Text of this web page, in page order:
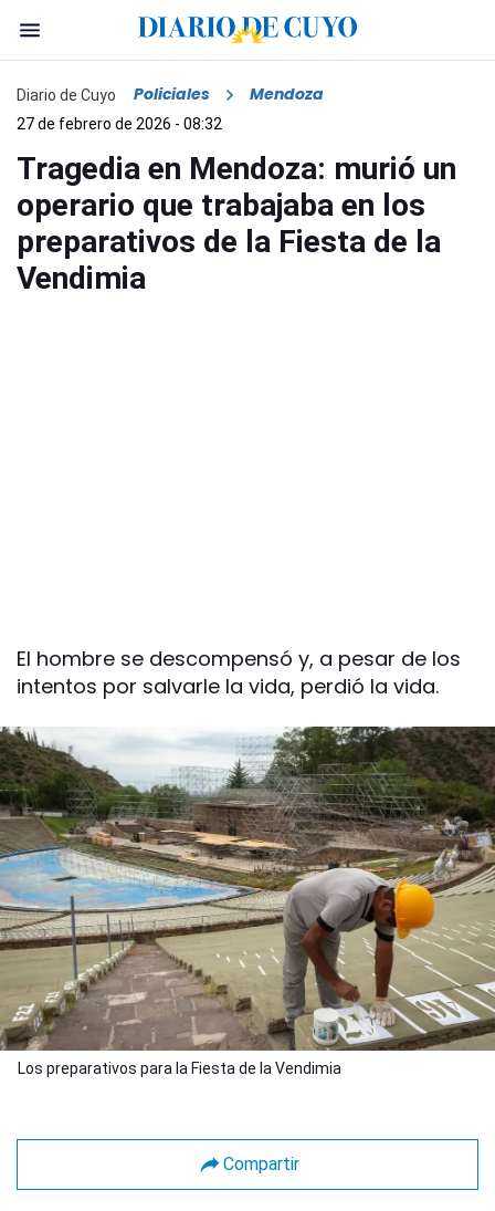
Diario de Cuyo Policiales Mendoza
27 de febrero de 2026 - 08:32
Tragedia en Mendoza: murió un
operario que trabajaba en los
preparativos de la Fiesta de la
Vendimia
El hombre se descompensó y, a pesar de los
intentos por salvarle la vida, perdió la vida.
Los preparativos para la Fiesta de la Vendimia
Compartir